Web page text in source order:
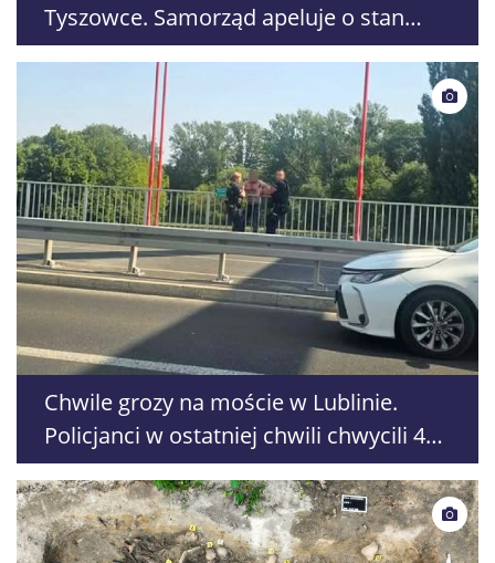
Tyszowce. Samorząd apeluje o stan
klęski żywiołowej
Chwile grozy na moście w Lublinie.
Policjanci w ostatniej chwili chwycili 42-
latka